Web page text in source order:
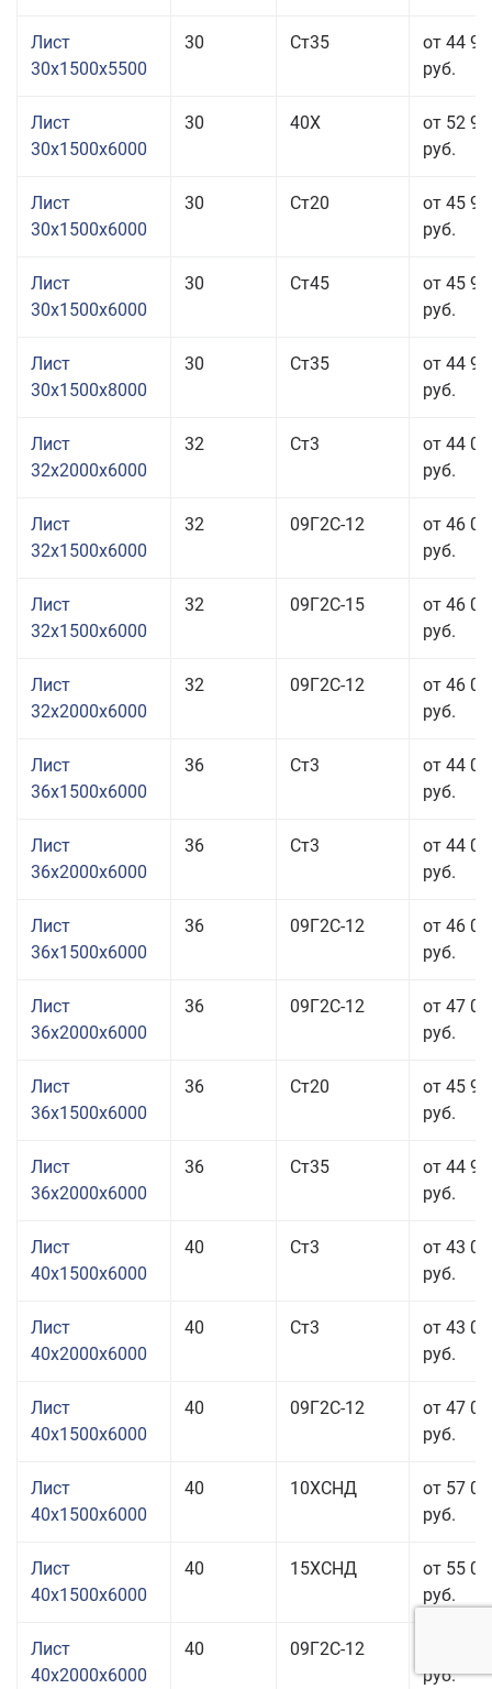
Лист
30x1500x5500
30 Ст35
от 44
руб.
Лист
30x1500x6000
30 40Х
от 52
руб.
Лист
30x1500x6000
30 Ст20
от 45
руб.
Лист
30x1500x6000
30 Ст45
от 45
руб.
Лист
30x1500x8000
30 Ст35
от 44
руб.
Лист
32x2000x6000
32 Ст3
от 44
руб.
Лист
32x1500x6000
32 09Г2С-12
от 46
руб.
Лист
32x1500x6000
32 09Г2С-15
от 46
руб.
Лист
32x2000x6000
32 09Г2С-12
от 46
руб.
Лист
36x1500x6000
36 Ст3
от 44
руб.
Лист
36x2000x6000
36 Ст3
от 44
руб.
Лист
36x1500x6000
36 09Г2С-12
от 46
руб.
Лист
36x2000x6000
36 09Г2С-12
от 47
руб.
Лист
36x1500x6000
36 Ст20
от 45
руб.
Лист
36x2000x6000
36 Ст35
от 44
руб.
Лист
40x1500x6000
40 Ст3
от 43
руб.
Лист
40x2000x6000
40 Ст3
от 43
руб.
Лист
40x1500x6000
40 09Г2С-12
от 47
руб.
Лист
40x1500x6000
40 10ХСНД
от 57
руб.
Лист
40x1500x6000
40 15ХСНД
от 55
руб.
Лист
40x2000x6000
40 09Г2С-12
руб.